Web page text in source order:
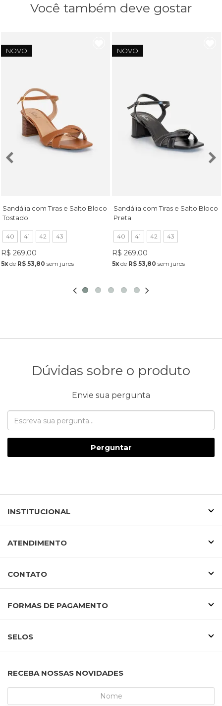
Você também deve gostar
NOVO
Sandália com Tiras e Salto Bloco
Tostado
40 41 42 43
R$ 269,00
5x de R$ 53,80 sem juros
NOVO
Sandália com Tiras e Salto Bloco
Preta
40 41 42 43
R$ 269,00
5x de R$ 53,80 sem juros
Dúvidas sobre o produto
Envie sua pergunta
Perguntar
INSTITUCIONAL
ATENDIMENTO
CONTATO
FORMAS DE PAGAMENTO
SELOS
RECEBA NOSSAS NOVIDADES